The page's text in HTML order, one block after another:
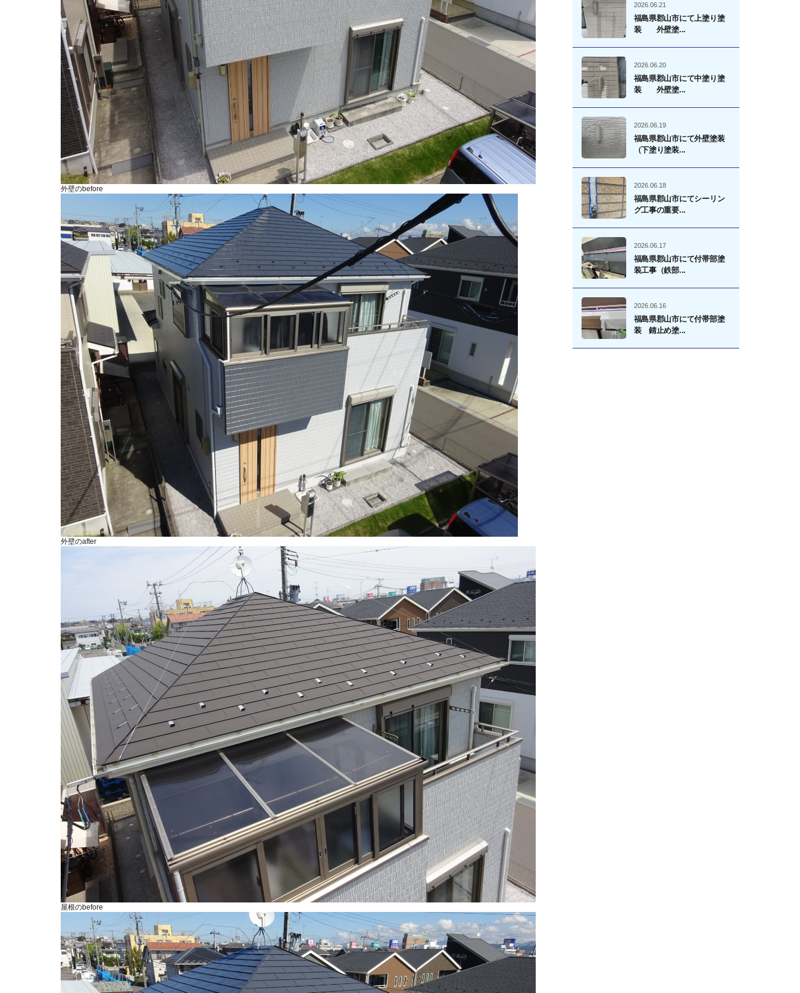
外壁のbefore
外壁のafter
屋根のbefore
2026.06.21
福島県郡山市にて上塗り塗
装 外壁塗...
2026.06.20
福島県郡山市にて中塗り塗
装 外壁塗...
2026.06.19
福島県郡山市にて外壁塗装
（下塗り塗装...
2026.06.18
福島県郡山市にてシーリン
グ工事の重要...
2026.06.17
福島県郡山市にて付帯部塗
装工事（鉄部...
2026.06.16
福島県郡山市にて付帯部塗
装 錆止め塗...